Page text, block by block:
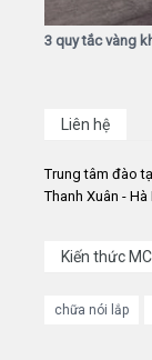
3 quy tắc vàng
Liên hệ
Trung tâm đào
Thanh Xuân -
Kiến thức MC
chữa nói lắp